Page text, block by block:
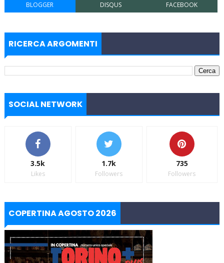
BLOGGER DISQUS FACEBOOK
RICERCA ARGOMENTI
SOCIAL NETWORK
3.5k
Likes
1.7k
Followers
735
Followers
COPERTINA AGOSTO 2026